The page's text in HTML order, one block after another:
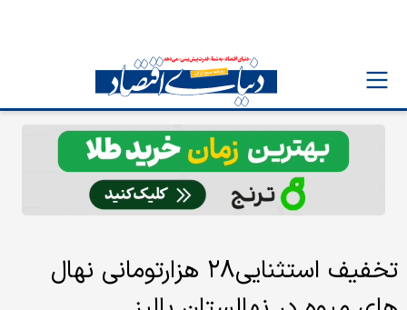
تخفیف استثنایی۲۸ هزارتومانی نهال